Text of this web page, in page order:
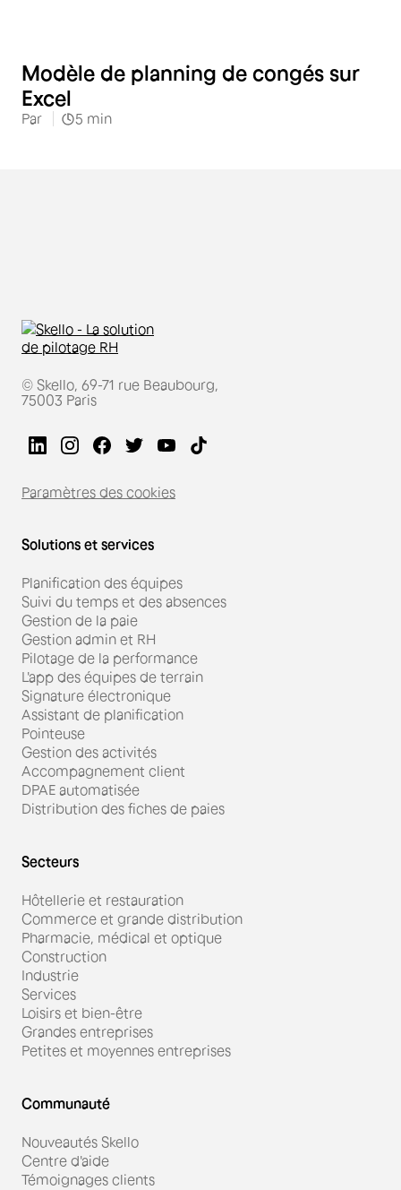
Modèle de planning de congés sur
Excel
Par 5 min
© Skello, 69-71 rue Beaubourg,
75003 Paris
Paramètres des cookies
Solutions et services
Planification des équipes
Suivi du temps et des absences
Gestion de la paie
Gestion admin et RH
Pilotage de la performance
L'app des équipes de terrain
Signature électronique
Assistant de planification
Pointeuse
Gestion des activités
Accompagnement client
DPAE automatisée
Distribution des fiches de paies
Secteurs
Hôtellerie et restauration
Commerce et grande distribution
Pharmacie, médical et optique
Construction
Industrie
Services
Loisirs et bien-être
Grandes entreprises
Petites et moyennes entreprises
Communauté
Nouveautés Skello
Centre d'aide
Témoignages clients